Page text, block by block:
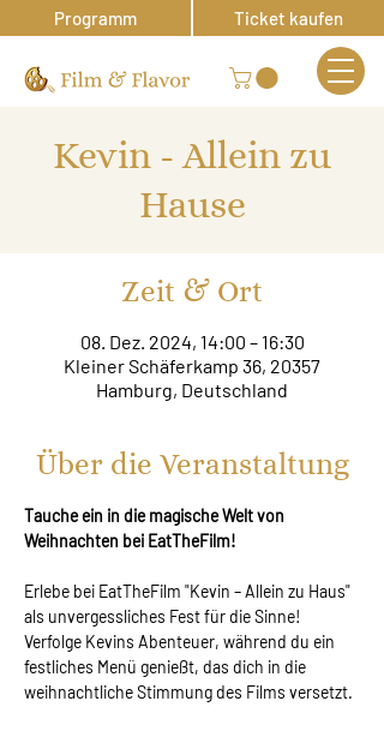
Programm Ticket kaufen
Kevin - Allein zu
Hause
Zeit & Ort
08. Dez. 2024, 14:00 – 16:30
Kleiner Schäferkamp 36, 20357
Hamburg, Deutschland
Über die Veranstaltung
Tauche ein in die magische Welt von
Weihnachten bei EatTheFilm!
Erlebe bei EatTheFilm "Kevin – Allein zu Haus"
als unvergessliches Fest für die Sinne!
Verfolge Kevins Abenteuer, während du ein
festliches Menü genießt, das dich in die
weihnachtliche Stimmung des Films versetzt.